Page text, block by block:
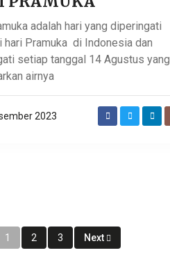
adalah hari yang diperingati
hari Pramuka di Indonesia dan
setiap tanggal 14 Agustus yang
airnya
2023
1 2 3 Next